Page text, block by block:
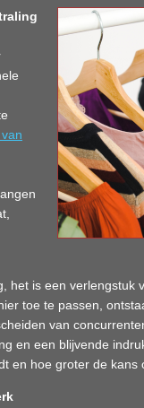
het is een verlengstuk
toe te passen,
van
en een blijvende
en hoe groter de kans